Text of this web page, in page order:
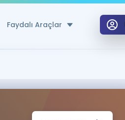
Faydalı Araçlar